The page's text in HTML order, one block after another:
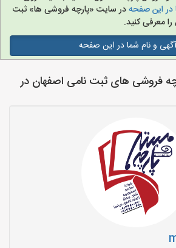
در این صفحهدر سایت «پارچه فروشی ها» ثبت
معرفی کنید.
و نام شما در این صفحه
فروشی های ثبت نامی اصفهان در